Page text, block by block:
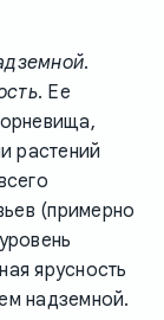
.
. Ее
растений
(примерно
ярусность
надземной.